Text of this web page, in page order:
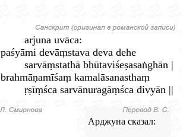
arjuna uvāca:
paśyāmi devāṃstava deva dehe
sarvāṃstathā bhūtaviśeṣasaṅghān |
brahmāṇamīśaṃ kamalāsanasthaṃ
ṛṣīṃśca sarvānuragāṃśca divyān ||
Арджуна сказал: